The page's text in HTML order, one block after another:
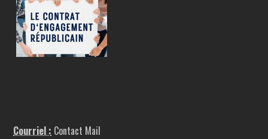
Courriel : Contact Mail